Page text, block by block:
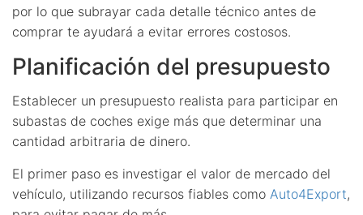
por lo que subrayar cada detalle técnico antes de
comprar te ayudará a evitar errores costosos.
Planificación del presupuesto
Establecer un presupuesto realista para participar en
subastas de coches exige más que determinar una
cantidad arbitraria de dinero.
El primer paso es investigar el valor de mercado del
vehículo, utilizando recursos fiables como Auto4Export,